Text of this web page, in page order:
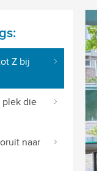
Z bij
plek die
naar